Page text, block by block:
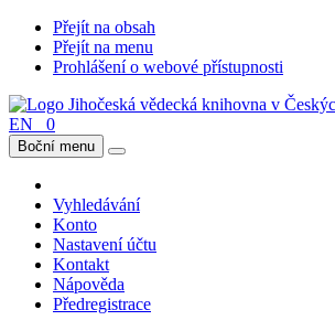
Přejít na obsah
Přejít na menu
Prohlášení o webové přístupnosti
EN 0
Boční menu
Vyhledávání
Konto
Nastavení účtu
Kontakt
Nápověda
Předregistrace